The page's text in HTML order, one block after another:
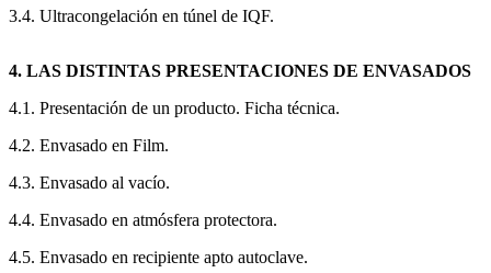
3.4. Ultracongelación en túnel de IQF.
4. LAS DISTINTAS PRESENTACIONES DE ENVASADOS
4.1. Presentación de un producto. Ficha técnica.
4.2. Envasado en Film.
4.3. Envasado al vacío.
4.4. Envasado en atmósfera protectora.
4.5. Envasado en recipiente apto autoclave.